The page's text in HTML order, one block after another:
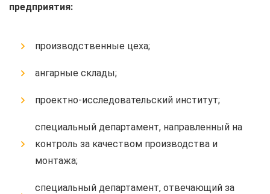
предприятия:
производственные цеха;
ангарные склады;
проектно-исследовательский институт;
специальный департамент, направленный на
контроль за качеством производства и
монтажа;
специальный департамент, отвечающий за